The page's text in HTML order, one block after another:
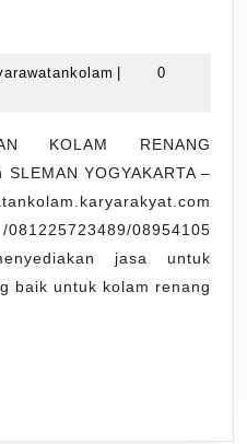
SLEMAN
0
KOLAM RENANG
YOGYAKARTA –
081225723489/08954105
jasa untuk
baik untuk kolam renang